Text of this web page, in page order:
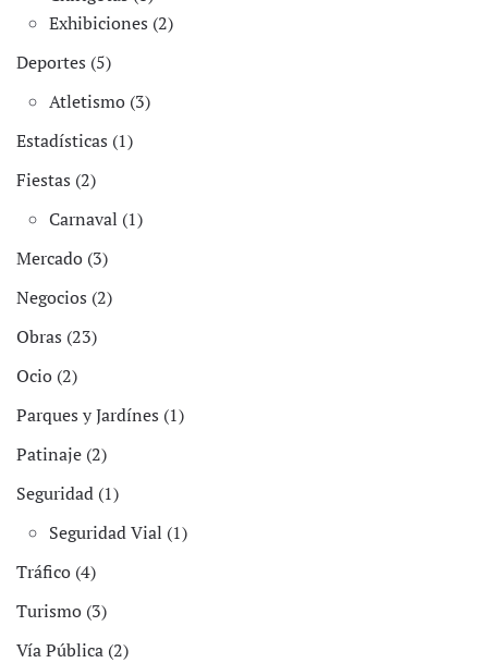
Exhibiciones (2)
Deportes (5)
Atletismo (3)
Estadísticas (1)
Fiestas (2)
Carnaval (1)
Mercado (3)
Negocios (2)
Obras (23)
Ocio (2)
Parques y Jardínes (1)
Patinaje (2)
Seguridad (1)
Seguridad Vial (1)
Tráfico (4)
Turismo (3)
Vía Pública (2)